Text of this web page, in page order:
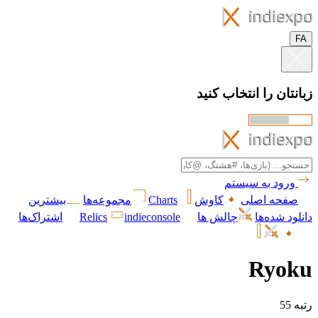
را انتخاب کنید
به سیستم
اصلی
کاوش Charts مجموعه‌ها
بیشترین
شده‌ها
چالش ها Relics indieconsole اشتراک‌ها